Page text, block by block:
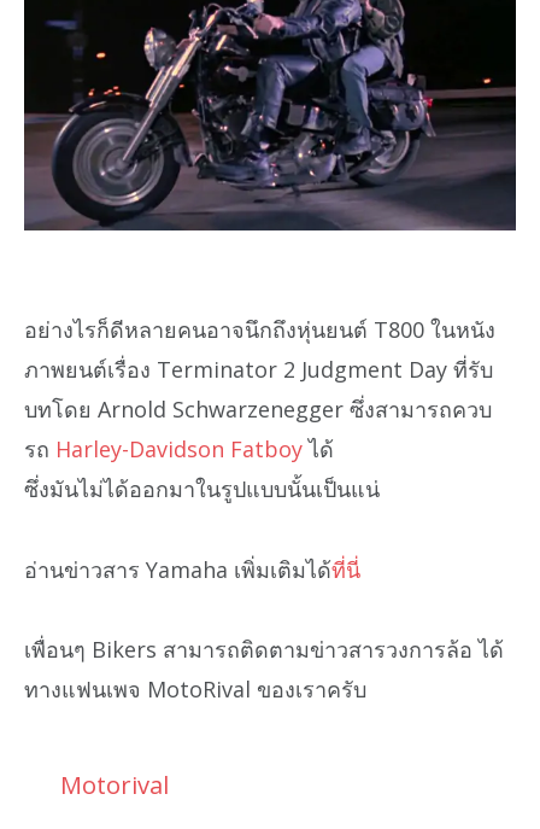
อย่างไรก็ดีหลายคนอาจนึกถึงหุ่นยนต์ T800 ในหนัง
ภาพยนต์เรื่อง Terminator 2 Judgment Day ที่รับ
บทโดย Arnold Schwarzenegger ซึ่งสามารถควบ
รถ Harley-Davidson Fatboyได้
ซึ่งมันไม่ได้ออกมาในรูปแบบนั้นเป็นแน่
อ่านข่าวสาร Yamaha เพิ่มเติมได้ที่นี่
เพื่อนๆ Bikers สามารถติดตามข่าวสารวงการล้อ ได้
ทางแฟนเพจ MotoRival ของเราครับ
Motorival